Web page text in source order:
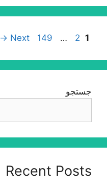
ناوبری
Page
1
Page
2
…
Page
149
Next
→
جستجو
Recent Posts